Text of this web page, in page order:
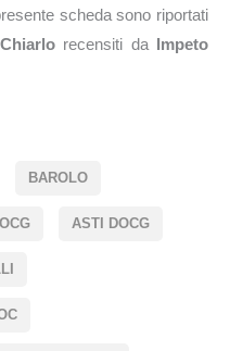
scheda sono riportati
recensiti da
Impeto
BAROLO
ASTI DOCG